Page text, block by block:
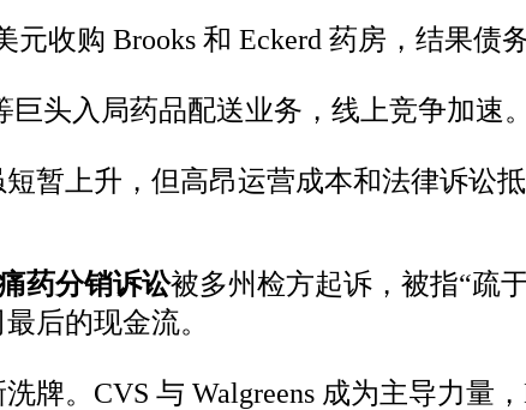
元收购 Brooks 和 Eckerd 药房，结果债
巨头入局药品配送业务，线上竞争加速。
暂上升，但高昂运营成本和法律诉讼抵
药分销诉讼被多州检方起诉，被指“疏
后的现金流。
牌。CVS 与 Walgreens 成为主导力量